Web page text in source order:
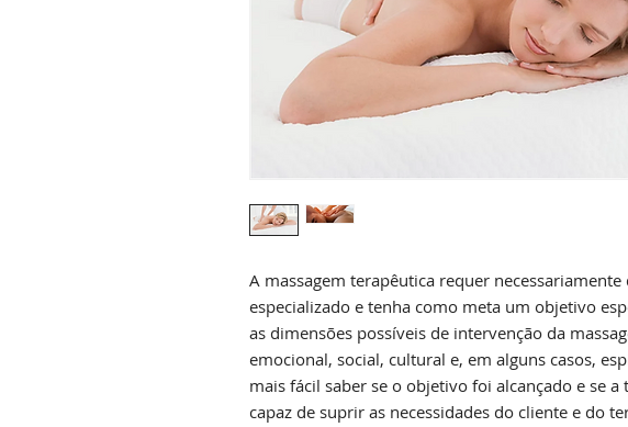
A massagem terapêutica requer
especializado e tenha como meta um objetivo
as dimensões possíveis de intervenção da
emocional, social, cultural e, em alguns casos,
mais fácil saber se o objetivo foi alcançado e se a
capaz de suprir as necessidades do cliente e do